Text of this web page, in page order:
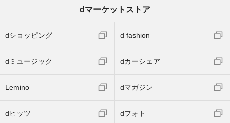
dマーケットストア
dショッピング d fashion
dミュージック dカーシェア
Lemino dマガジン
dヒッツ dフォト